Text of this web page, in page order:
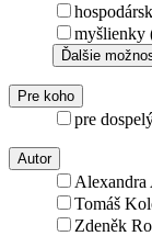
myšlienky
Ďalšie
Pre koho
pre
Autor
Tomáš
Zdeněk